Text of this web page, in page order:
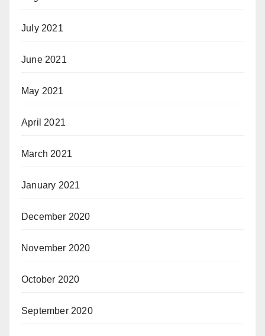
July 2021
June 2021
May 2021
April 2021
March 2021
January 2021
December 2020
November 2020
October 2020
September 2020